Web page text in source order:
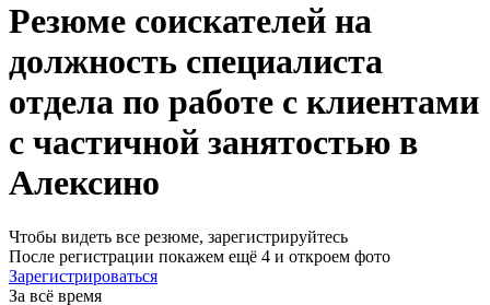
Резюме соискателей на
должность специалиста
отдела по работе с клиентами
с частичной занятостью в
Алексино
Чтобы видеть все резюме, зарегистрируйтесь
После регистрации покажем ещё 4 и откроем фото
Зарегистрироваться
За всё время